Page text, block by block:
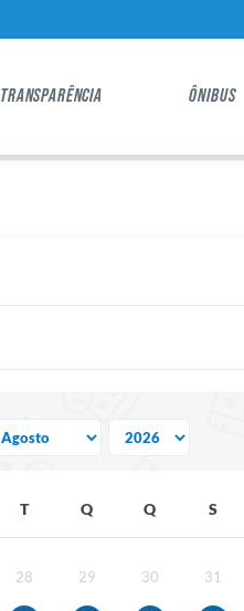
TRANSPARÊNCIA ÔNIBUS
T Q Q S
28 29 30 31